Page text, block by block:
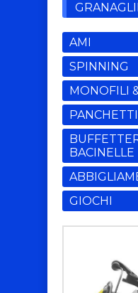
AMI
SPINNING
MONOFILI
BACINELLE
GIOCHI